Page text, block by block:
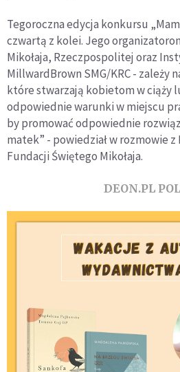
Tegoroczna edycja konkursu
czwartą z kolei. Jego
Mikołaja, Rzeczpospolitej oraz
MillwardBrown SMG/KRC - zależy
które stwarzają kobietom w ciąży
odpowiednie warunki w miejscu
by promować odpowiednie
matek” - powiedział w rozmowie z
Fundacji Świętego Mikołaja.
DEON.PL